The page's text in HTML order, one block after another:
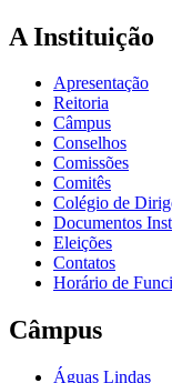
A Instituição
Apresentação
Reitoria
Câmpus
Conselhos
Comissões
Comitês
Colégio de
Documentos
Eleições
Contatos
Horário de
Câmpus
Águas Lindas